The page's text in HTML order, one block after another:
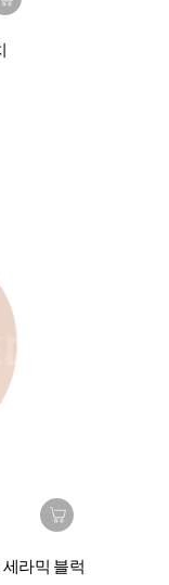
라믹 블럭